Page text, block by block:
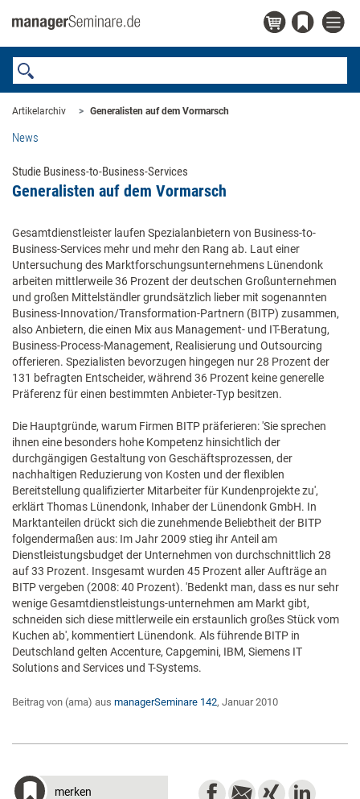
Artikelarchiv Generalisten auf dem Vormarsch
News
Studie Business-to-Business-Services
Generalisten auf dem Vormarsch
Gesamtdienstleister laufen Spezialanbietern von Business-to-
Business-Services mehr und mehr den Rang ab. Laut einer
Untersuchung des Marktforschungsunternehmens Lünendonk
arbeiten mittlerweile 36 Prozent der deutschen Großunternehmen
und großen Mittelständler grundsätzlich lieber mit sogenannten
Business-Innovation/Transformation-Partnern (BITP) zusammen,
also Anbietern, die einen Mix aus Management- und IT-Beratung,
Business-Process-Management, Realisierung und Outsourcing
offerieren. Spezialisten bevorzugen hingegen nur 28 Prozent der
131 befragten Entscheider, während 36 Prozent keine generelle
Präferenz für einen bestimmten Anbieter-Typ besitzen.
Die Hauptgründe, warum Firmen BITP präferieren: 'Sie sprechen
ihnen eine besonders hohe Kompetenz hinsichtlich der
durchgängigen Gestaltung von Geschäftsprozessen, der
nachhaltigen Reduzierung von Kosten und der flexiblen
Bereitstellung qualifizierter Mitarbeiter für Kundenprojekte zu',
erklärt Thomas Lünendonk, Inhaber der Lünendonk GmbH. In
Marktanteilen drückt sich die zunehmende Beliebtheit der BITP
folgendermaßen aus: Im Jahr 2009 stieg ihr Anteil am
Dienstleistungsbudget der Unternehmen von durchschnittlich 28
auf 33 Prozent. Insgesamt wurden 45 Prozent aller Aufträge an
BITP vergeben (2008: 40 Prozent). 'Bedenkt man, dass es nur sehr
wenige Gesamtdienstleistungs-unternehmen am Markt gibt,
schneiden sich diese mittlerweile ein erstaunlich großes Stück vom
Kuchen ab', kommentiert Lünendonk. Als führende BITP in
Deutschland gelten Accenture, Capgemini, IBM, Siemens IT
Solutions and Services und T-Systems.
Beitrag von (ama) aus managerSeminare 142, Januar 2010
merken